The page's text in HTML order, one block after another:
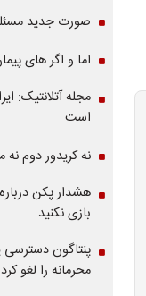
صورت جدید
اما و اگر های
مجله آتلانتیک:
است
نه کریدور دوم نه
هشدار پکن
بازی نکنید
پنتاگون دسترسی
محرمانه را لغو کرد